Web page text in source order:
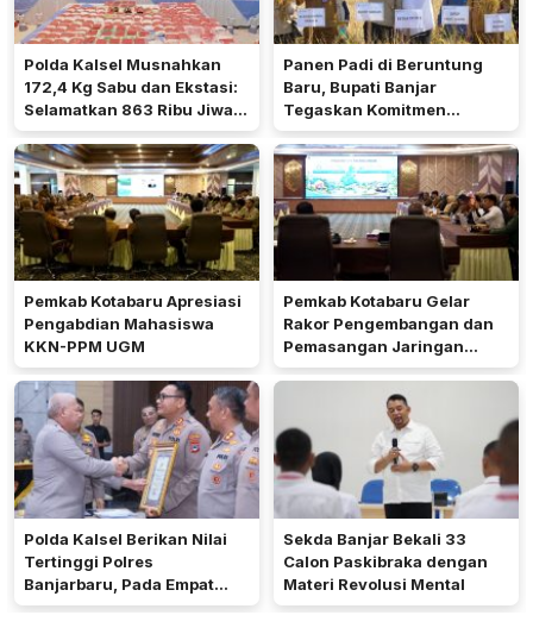
Polda Kalsel Musnahkan
172,4 Kg Sabu dan Ekstasi:
Selamatkan 863 Ribu Jiwa
dan Hemat Biaya Rehab Rp.
4,3 Triliun
Panen Padi di Beruntung
Baru, Bupati Banjar
Tegaskan Komitmen
Dukung Ketahanan Pangan
Pemkab Kotabaru Apresiasi
Pengabdian Mahasiswa
KKN-PPM UGM
Pemkab Kotabaru Gelar
Rakor Pengembangan dan
Pemasangan Jaringan
Listrik PLN
Polda Kalsel Berikan Nilai
Tertinggi Polres
Banjarbaru, Pada Empat
Bidang Utama
Sekda Banjar Bekali 33
Calon Paskibraka dengan
Materi Revolusi Mental